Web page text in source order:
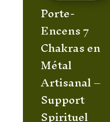
Porte-
Encens 7
Chakras en
Métal
Artisanal –
Support
Spirituel